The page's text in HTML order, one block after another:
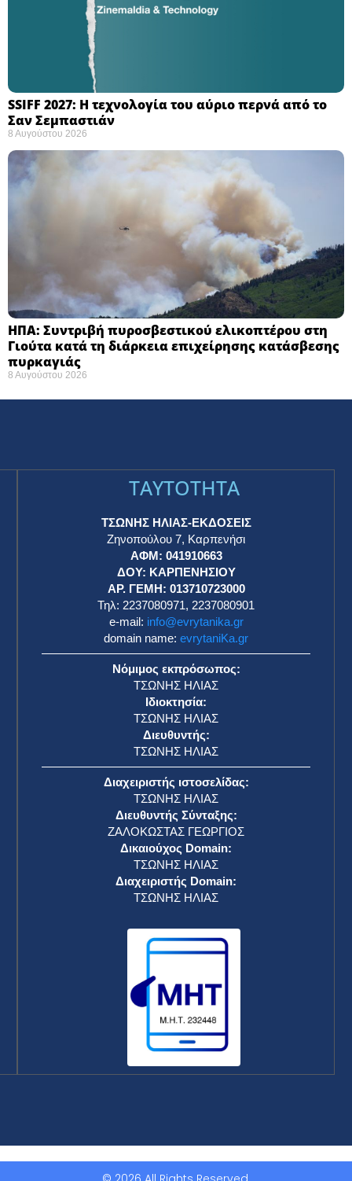
SSIFF 2027: Η τεχνολογία του αύριο περνά από το
Σαν Σεμπαστιάν ​
8 Αυγούστου 2026
ΗΠΑ: Συντριβή πυροσβεστικού ελικοπτέρου στη
Γιούτα κατά τη διάρκεια επιχείρησης κατάσβεσης
πυρκαγιάς ​
8 Αυγούστου 2026
TAYTOTHTA
ΤΣΩΝΗΣ ΗΛΙΑΣ-ΕΚΔΟΣΕΙΣ
Ζηνοπούλου 7, Καρπενήσι
ΑΦΜ: 041910663
ΔΟΥ: ΚΑΡΠΕΝΗΣΙΟΥ
ΑΡ. ΓΕΜΗ: 013710723000
Τηλ: 2237080971, 2237080901
e-mail: info@evrytanika.gr
domain name: evrytaniKa.gr
Νόμιμος εκπρόσωπος:
ΤΣΩΝΗΣ ΗΛΙΑΣ
Ιδιοκτησία:
ΤΣΩΝΗΣ ΗΛΙΑΣ
Διευθυντής:
ΤΣΩΝΗΣ ΗΛΙΑΣ
Διαχειριστής ιστοσελίδας:
ΤΣΩΝΗΣ ΗΛΙΑΣ
Διευθυντής Σύνταξης:
ΖΑΛΟΚΩΣΤΑΣ ΓΕΩΡΓΙΟΣ
Δικαιούχος Domain:
ΤΣΩΝΗΣ ΗΛΙΑΣ
Διαχειριστής Domain:
ΤΣΩΝΗΣ ΗΛΙΑΣ